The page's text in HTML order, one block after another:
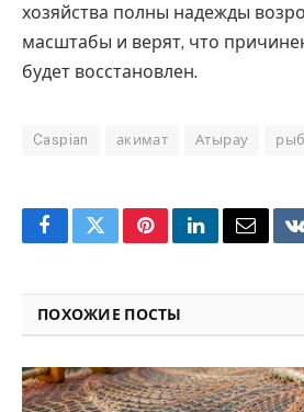
хозяйства полны надежды
масштабы и верят, что
будет восстановлен.
Caspian акимат Атырау
FacebookTwitterPinterestLinkedInEmail
ПОХОЖИЕ ПОСТЫ